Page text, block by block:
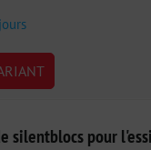
silentblocs pour